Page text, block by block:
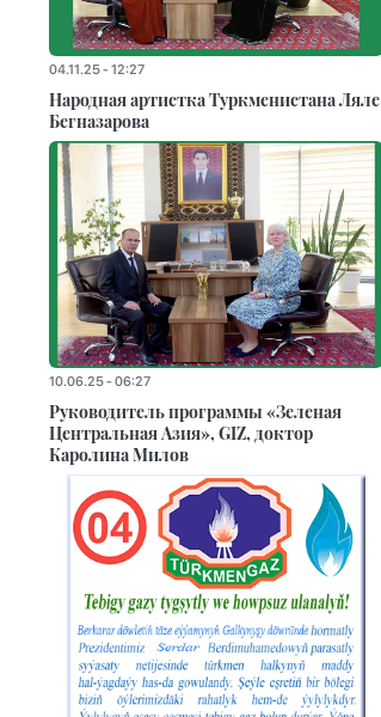
04.11.25 - 12:27
Народная артистка Туркменистана Ляле
Бегназарова
10.06.25 - 06:27
Руководитель программы «Зеленая
Центральная Азия», GIZ, доктор
Каролина Милов